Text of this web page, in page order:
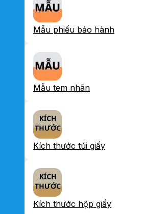
Mẫu phiếu bảo hành
Mẫu tem nhãn
Kích thước túi giấy
Kích thước hộp giấy